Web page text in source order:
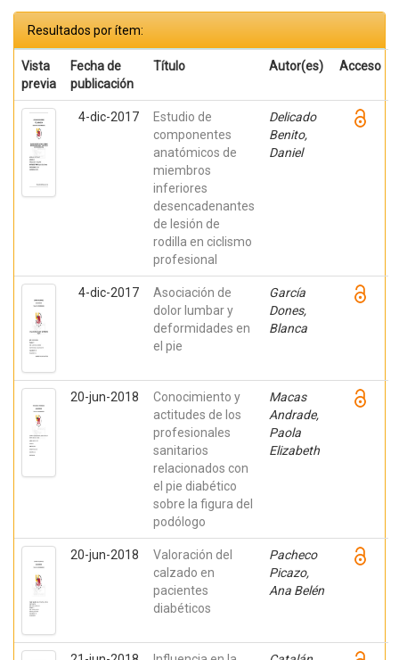
Resultados por ítem:
Vista
previa
Fecha de
publicación
Título Autor(es) Acceso
4-dic-2017
Estudio de
componentes
anatómicos de
miembros
inferiores
desencadenantes
de lesión de
rodilla en ciclismo
profesional
Delicado
Benito,
Daniel
4-dic-2017
Asociación de
dolor lumbar y
deformidades en
el pie
García
Dones,
Blanca
20-jun-2018
Conocimiento y
actitudes de los
profesionales
sanitarios
relacionados con
el pie diabético
sobre la figura del
podólogo
Macas
Andrade,
Paola
Elizabeth
20-jun-2018
Valoración del
calzado en
pacientes
diabéticos
Pacheco
Picazo,
Ana Belén